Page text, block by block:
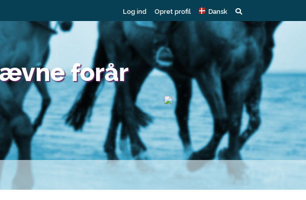
Log ind Opret profil Dansk
forår